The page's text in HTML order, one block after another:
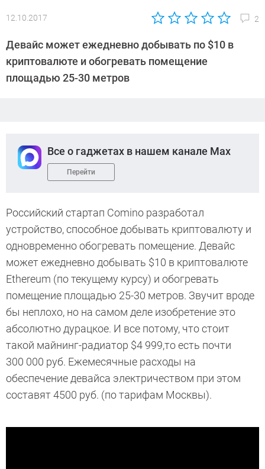
12.10.2017 2
Автор:
Кошик
Девайс может ежедневно добывать по $10 в
криптовалюте и обогревать помещение
площадью 25-30 метров
Все о гаджетах в нашем канале Max
Перейти
Российский стартап Comino разработал
устройство, способное добывать криптовалюту и
одновременно обогревать помещение. Девайс
может ежедневно добывать $10 в криптовалюте
Ethereum (по текущему курсу) и обогревать
помещение площадью 25-30 метров. Звучит вроде
бы неплохо, но на самом деле изобретение это
абсолютно дурацкое. И все потому, что стоит
такой майнинг-радиатор $4 999,то есть почти
300 000 руб. Ежемесячные расходы на
обеспечение девайса электричеством при этом
составят 4500 руб. (по тарифам Москвы).